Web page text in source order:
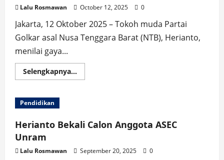
Lalu Rosmawan October 12, 2025 0
Jakarta, 12 Oktober 2025 – Tokoh muda Partai
Golkar asal Nusa Tenggara Barat (NTB), Herianto,
menilai gaya...
Selengkapnya...
more
Membangun
Kembali
yang
Berbasis
Pendidikan
Herianto Bekali Calon Anggota ASEC
Unram
Lalu Rosmawan September 20, 2025 0